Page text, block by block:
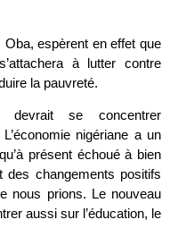
espèrent en effet que
à lutter contre
la pauvreté.
se concentrer
nigériane a un
présent échoué à bien
des changements positifs
nous prions. Le nouveau
aussi sur l’éducation, le